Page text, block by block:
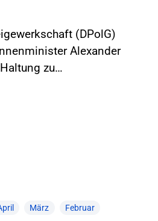
(DPolG)
Alexander
zu…
März Februar